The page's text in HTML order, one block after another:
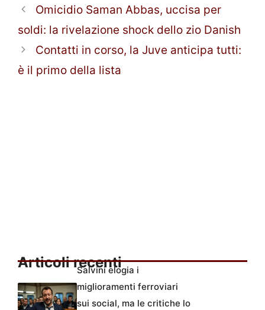
Omicidio Saman Abbas, uccisa per
soldi: la rivelazione shock dello zio Danish
Contatti in corso, la Juve anticipa tutti:
è il primo della lista
Articoli recenti
Salvini elogia i
miglioramenti ferroviari
sui social, ma le critiche lo